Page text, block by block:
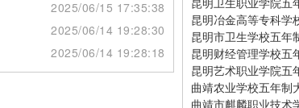
2025/06/15 17:35:38
2025/06/14 19:28:30
2025/06/14 19:28:18
昆明冶金高等专科学
昆明市卫生学校五年
昆明财经管理学校五
昆明艺术职业学院五
曲靖农业学校五年制
曲靖市麒麟职业技术